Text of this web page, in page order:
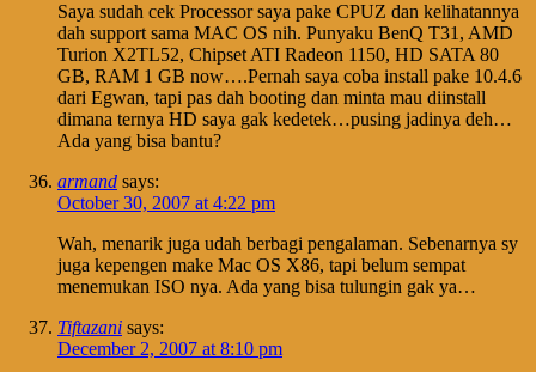
Saya sudah cek Processor saya pake CPUZ dan kelihatannya
dah support sama MAC OS nih. Punyaku BenQ T31, AMD
Turion X2TL52, Chipset ATI Radeon 1150, HD SATA 80
GB, RAM 1 GB now….Pernah saya coba install pake 10.4.6
dari Egwan, tapi pas dah booting dan minta mau diinstall
dimana ternya HD saya gak kedetek…pusing jadinya deh…
Ada yang bisa bantu?
armand says:
October 30, 2007 at 4:22 pm
Wah, menarik juga udah berbagi pengalaman. Sebenarnya sy
juga kepengen make Mac OS X86, tapi belum sempat
menemukan ISO nya. Ada yang bisa tulungin gak ya…
Tiftazani says:
December 2, 2007 at 8:10 pm